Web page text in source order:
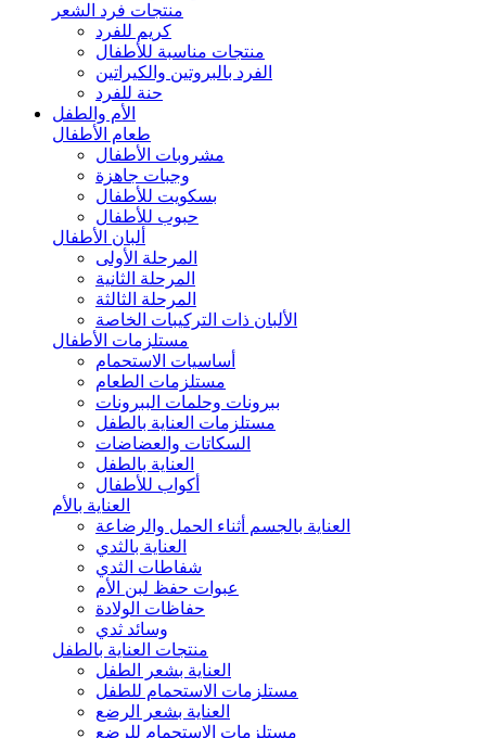
منتجات فرد الشعر
كريم للفرد
منتجات مناسبة للأطفال
الفرد بالبروتين والكيراتين
حنة للفرد
الأم والطفل
طعام الأطفال
مشروبات الأطفال
وجبات جاهزة
بسكويت للأطفال
حبوب للأطفال
ألبان الأطفال
المرحلة الأولى
المرحلة الثانية
المرحلة الثالثة
الألبان ذات التركيبات الخاصة
مستلزمات الأطفال
أساسيات الاستحمام
مستلزمات الطعام
ببرونات وحلمات الببرونات
مستلزمات العناية بالطفل
السكاتات والعضاضات
العناية بالطفل
أكواب للأطفال
العناية بالأم
العناية بالجسم أثناء الحمل والرضاعة
العناية بالثدي
شفاطات الثدي
عبوات حفظ لبن الأم
حفاظات الولادة
وسائد ثدي
منتجات العناية بالطفل
العناية بشعر الطفل
مستلزمات الاستحمام للطفل
العناية بشعر الرضع
مستلزمات الاستحمام للرضع